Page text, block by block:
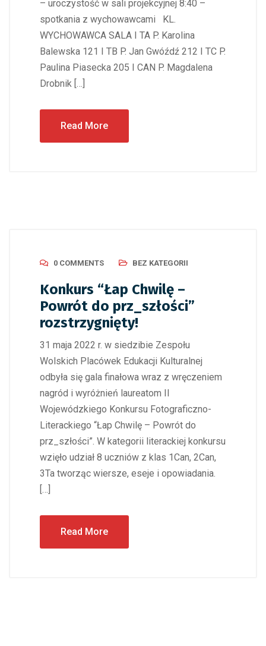
– uroczystość w sali projekcyjnej 8:40 –
spotkania z wychowawcami KL.
WYCHOWAWCA SALA I TA P. Karolina
Balewska 121 I TB P. Jan Gwóźdź 212 I TC P.
Paulina Piasecka 205 I CAN P. Magdalena
Drobnik […]
Read More
0 COMMENTS BEZ KATEGORII
Konkurs “Łap Chwilę –
Powrót do prz_szłości”
rozstrzygnięty!
31 maja 2022 r. w siedzibie Zespołu
Wolskich Placówek Edukacji Kulturalnej
odbyła się gala finałowa wraz z wręczeniem
nagród i wyróżnień laureatom II
Wojewódzkiego Konkursu Fotograficzno-
Literackiego “Łap Chwilę – Powrót do
prz_szłości”. W kategorii literackiej konkursu
wzięło udział 8 uczniów z klas 1Can, 2Can,
3Ta tworząc wiersze, eseje i opowiadania.
[…]
Read More